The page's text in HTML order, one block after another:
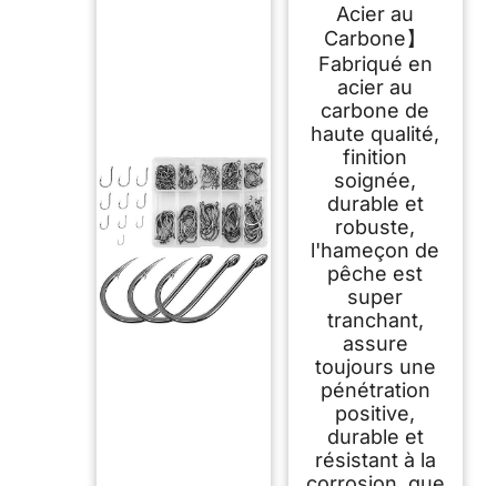
Crochets de
Poisson Barbelée,
Hameçons à Carpe
en Acier Carbone,
Hameçon pour
Pêche Eau Douce et
Mer, avec Boîte de
Rangemant
Acier au
Carbone】
Fabriqué en
acier au
carbone de
haute qualité,
finition
soignée,
durable et
robuste,
l'hameçon de
pêche est
super
tranchant,
assure
toujours une
pénétration
positive,
durable et
résistant à la